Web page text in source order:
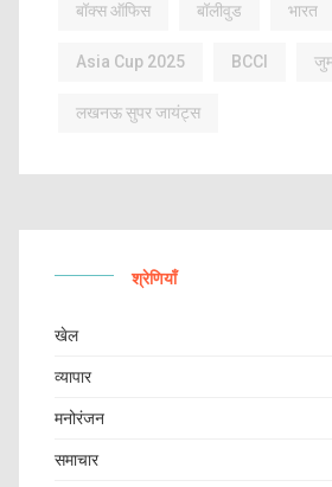
बॉक्स ऑफिस बॉलीवुड भारत
Asia Cup 2025 BCCI
लखनऊ सुपर जायंट्स
श्रेणियाँ
खेल
व्यापार
मनोरंजन
समाचार